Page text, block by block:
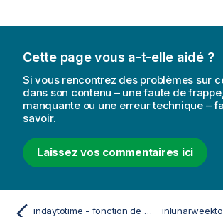
Cette page vous a-t-elle aidé ?
Si vous rencontrez des problèmes sur
dans son contenu – une faute de
manquante ou une erreur technique –
savoir.
Laissez vos commentaires ici
indaytotime - fonction de script et fonction de graphique